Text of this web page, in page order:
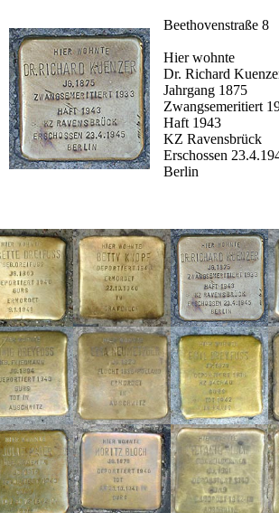
Beethovenstraße 8
Hier wohnte
Dr. Richard
Jahrgang 1875
Zwangsemeritiert
Haft 1943
KZ Ravensbrück
Erschossen
Berlin